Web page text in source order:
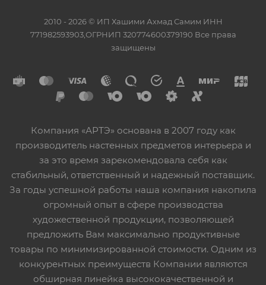
2010 - 2026 © ИП Хашими Ахмад Самим ИНН
771982593903,ОГРНИП 320774600379190 Все права
защищены
Компания «АРТЭ» основана в 2007 году как
производитель настенных предметов интерьера и
за это время зарекомендовала себя как
стабильный, ответственный и надежный поставщик.
За годы успешной работы наша компания накопила
огромный опыт в сфере производства
художественной продукции, позволяющей
предложить Вам максимально продуктивные
товары по минимизированной стоимости. Одним из
конкурентных преимуществ Компании являются
обширная линейка высококачественной и